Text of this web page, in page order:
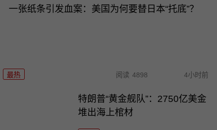
一张纸条引发血案：美国为何要替日本“托底”？
最热 阅读 4898 4小时前
特朗普“黄金舰队”：2750亿美金
堆出海上棺材